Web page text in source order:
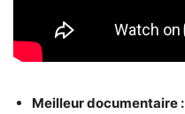
Meilleur documentaire :